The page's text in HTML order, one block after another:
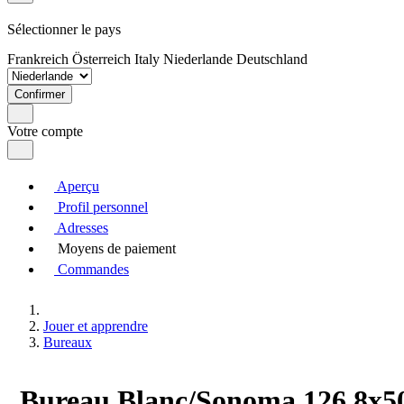
Sélectionner le pays
Frankreich Österreich Italy Niederlande Deutschland
Confirmer
Votre compte
Aperçu
Profil personnel
Adresses
Moyens de paiement
Commandes
Jouer et apprendre
Bureaux